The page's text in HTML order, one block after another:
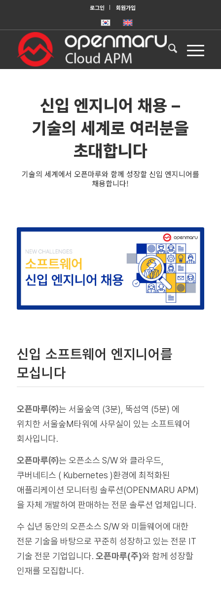
로그인 회원가입
신입 엔지니어 채용 –
기술의 세계로 여러분을
초대합니다
기술의 세계에서 오픈마루와 함께 성장할 신입 엔지니어를
채용합니다!
신입 소프트웨어 엔지니어를
모십니다
오픈마루㈜는 서울숲역 (3분), 뚝섬역 (5분) 에
위치한 서울숲M타워에 사무실이 있는 소프트웨어
회사입니다.
오픈마루㈜는 오픈소스 S/W 와 클라우드,
쿠버네티스 ( Kubernetes )환경에 최적화된
애플리케이션 모니터링 솔루션(OPENMARU APM)
을 자체 개발하여 판매하는 전문 솔루션 업체입니다.
수 십년 동안의 오픈소스 S/W 와 미들웨어에 대한
전문 기술을 바탕으로 꾸준히 성장하고 있는 전문 IT
기술 전문 기업입니다. 오픈마루(주)와 함께 성장할
인재를 모집합니다.